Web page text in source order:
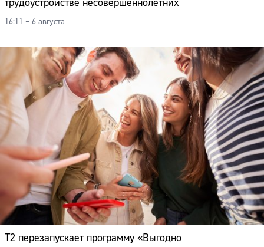
16:11 – 6 августа
Т2 перезапускает программу «Выгодно